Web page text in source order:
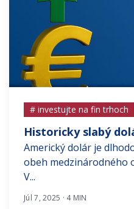
# investujte na fin trhoch
Historicky slabý
Americký dolár je
obeh medzinárodného
V...
Júl 7, 2025 · 4 MIN